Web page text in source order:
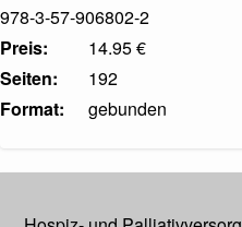
978-3-57-906802-2
Preis
14.95 €
Seiten
192
Format
gebunden